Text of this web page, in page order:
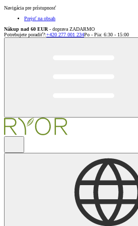
Navigácia pre prístupnosť
Prejsť na obsah
Nákup nad 60 EUR - doprava ZADARMO
Potrebujete poradiť?:+420 277 001 234Po - Pia: 6:30 - 15:00